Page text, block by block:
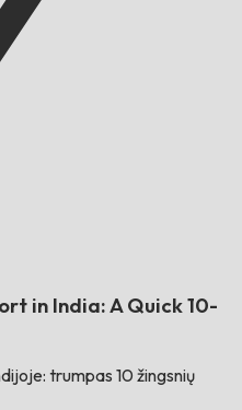
in India: A Quick 10-
trumpas 10 žingsnių